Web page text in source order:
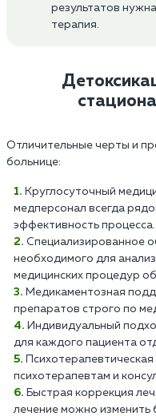
результатов
терапия.
Отличительные черты и
больнице:
Круглосуточный
медперсонал всегда
эффективность процесса.
Специализированное
необходимого для
медицинских процедур
Медикаментозная
препаратов строго по
Индивидуальный
для каждого пациента
психотерапевтам и
Быстрая коррекция
лечение можно изменить